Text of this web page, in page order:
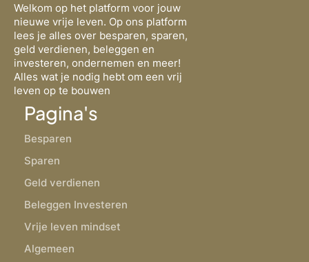
Welkom op het platform voor jouw
nieuwe vrije leven. Op ons platform
lees je alles over besparen, sparen,
geld verdienen, beleggen en
investeren, ondernemen en meer!
Alles wat je nodig hebt om een vrij
leven op te bouwen
Pagina's
Besparen
Sparen
Geld verdienen
Beleggen Investeren
Vrije leven mindset
Algemeen